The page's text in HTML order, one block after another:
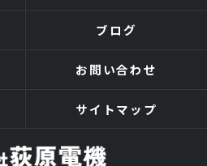
ブログ
お問い合わせ
サイトマップ